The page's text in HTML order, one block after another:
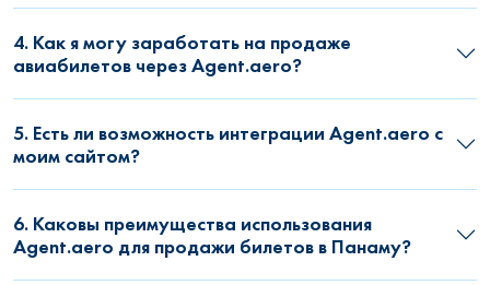
4. Как я могу заработать на продаже
авиабилетов через Agent.aero?
5. Есть ли возможность интеграции Agent.aero с
моим сайтом?
6. Каковы преимущества использования
Agent.aero для продажи билетов в Панаму?